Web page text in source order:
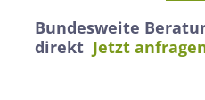
Bundesweite
direkt Jetzt